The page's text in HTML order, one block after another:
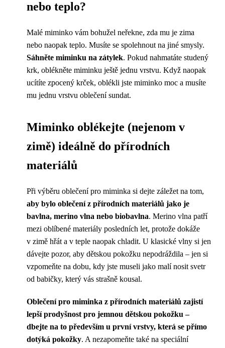
nebo teplo?
Malé miminko vám bohužel neřekne, zda mu je zima
nebo naopak teplo. Musíte se spolehnout na jiné smysly.
Sáhněte miminku na zátylek. Pokud nahmatáte studený
krk, oblékněte miminku ještě jednu vrstvu. Když naopak
ucítíte zpocený krček, oblékli jste miminko moc a musíte
mu jednu vrstvu oblečení sundat.
Miminko oblékejte (nejenom v
zimě) ideálně do přírodních
materiálů
Při výběru oblečení pro miminka si dejte záležet na tom,
aby bylo oblečení z přírodních materiálů jako je
bavlna, merino vlna nebo biobavlna. Merino vlna patří
mezi oblíbené materiály posledních let, protože dokáže
v zimě hřát a v teple naopak chladit. U klasické vlny si jen
dávejte pozor, aby dětskou pokožku nepodráždila – jen si
vzpomeňte na dobu, kdy jste museli jako malí nosit svetr
od babičky, který vás strašně kousal.
Oblečení pro miminka z přírodních materiálů zajistí
lepší prodyšnost pro jemnou dětskou pokožku –
dbejte na to především u první vrstvy, která se přímo
dotýká pokožky. A nezapomeňte také na speciální